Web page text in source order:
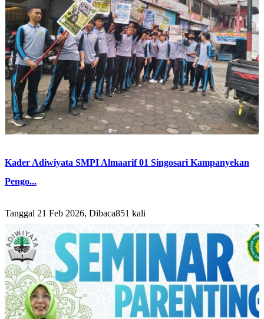
Kader Adiwiyata SMPI Almaarif 01 Singosari Kampanyekan
Pengo...
Tanggal 21 Feb 2026, Dibaca851 kali